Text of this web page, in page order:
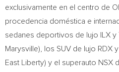
exclusivamente en el centro de
procedencia doméstica e
sedanes deportivos de lujo ILX y
Marysville), los SUV de lujo RDX
East Liberty) y el superauto NSX